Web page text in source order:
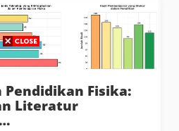
Fisika:
Literatur